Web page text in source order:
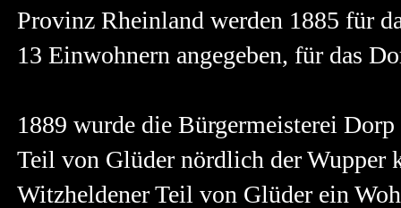
Provinz Rheinland werden 1885 für
13 Einwohnern angegeben, für das
1889 wurde die Bürgermeisterei
Teil von Glüder nördlich der Wupper
Witzheldener Teil von Glüder ein